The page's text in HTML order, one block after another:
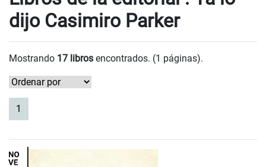
dijo Casimiro Parker
Mostrando 17 libros encontrados. (1 páginas).
1